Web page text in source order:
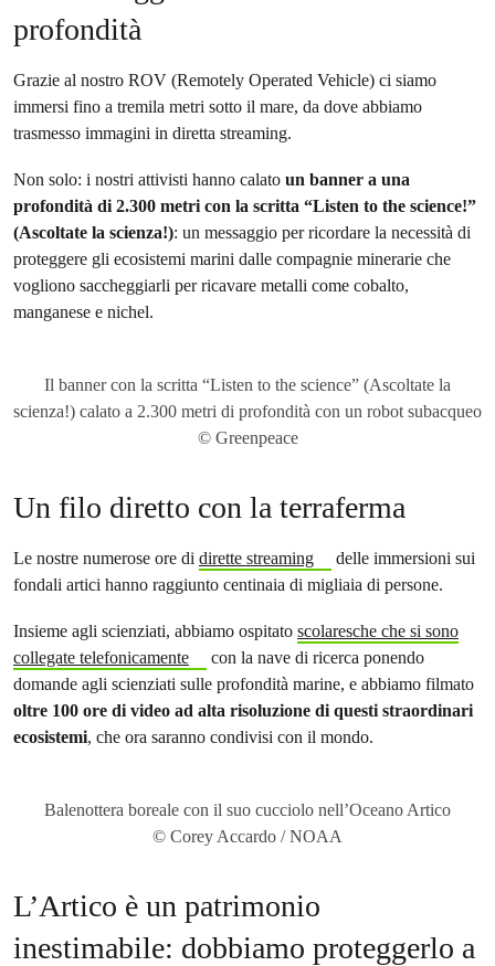
profondità
Grazie al nostro ROV (Remotely Operated Vehicle) ci siamo
immersi fino a tremila metri sotto il mare, da dove abbiamo
trasmesso immagini in diretta streaming.
Non solo: i nostri attivisti hanno calato un banner a una
profondità di 2.300 metri con la scritta “Listen to the science!”
(Ascoltate la scienza!): un messaggio per ricordare la necessità di
proteggere gli ecosistemi marini dalle compagnie minerarie che
vogliono saccheggiarli per ricavare metalli come cobalto,
manganese e nichel.
Il banner con la scritta “Listen to the science” (Ascoltate la
scienza!) calato a 2.300 metri di profondità con un robot subacqueo
© Greenpeace
Un filo diretto con la terraferma
Le nostre numerose ore di dirette streaming
delle immersioni sui
fondali artici hanno raggiunto centinaia di migliaia di persone.
Insieme agli scienziati, abbiamo ospitato scolaresche che si sono
collegate telefonicamente
con la nave di ricerca ponendo
domande agli scienziati sulle profondità marine, e abbiamo filmato
oltre 100 ore di video ad alta risoluzione di questi straordinari
ecosistemi, che ora saranno condivisi con il mondo.
Balenottera boreale con il suo cucciolo nell’Oceano Artico
© Corey Accardo / NOAA
L’Artico è un patrimonio
inestimabile: dobbiamo proteggerlo a